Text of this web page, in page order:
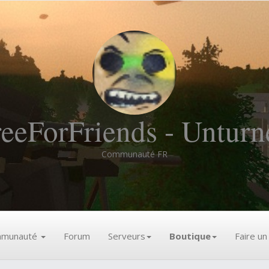
-
Communauté FR
Forum Serveurs Boutique Faire